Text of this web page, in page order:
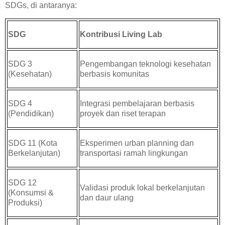
SDGs, di antaranya:
SDG Kontribusi Living Lab
SDG 3
(Kesehatan)
Pengembangan teknologi kesehatan
berbasis komunitas
SDG 4
(Pendidikan)
Integrasi pembelajaran berbasis
proyek dan riset terapan
SDG 11 (Kota
Berkelanjutan)
Eksperimen urban planning dan
transportasi ramah lingkungan
SDG 12
(Konsumsi &
Produksi)
Validasi produk lokal berkelanjutan
dan daur ulang